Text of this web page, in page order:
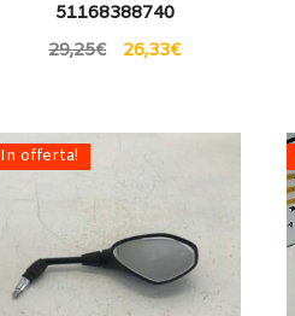
51168388740
29,25€ 26,33€
In offerta!